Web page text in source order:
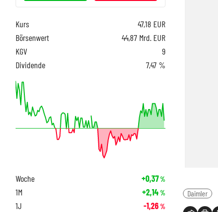
Daimler
Kurs 47,18 EUR
Börsenwert
44,87 Mrd. EUR
KGV
9
Dividende
7,47 %
Woche +0,37%
1M +2,14%
1J -1,26%